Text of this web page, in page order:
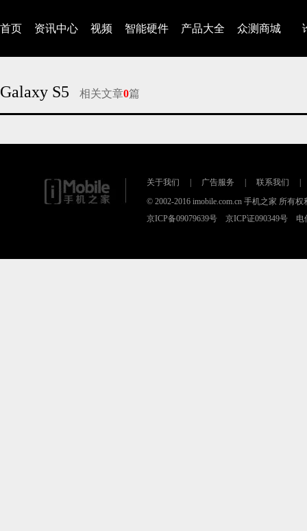
首页 资讯中心 视频 智能硬件 产品大全 众测商城
Galaxy S5 相关文章0篇
关于我们 广告服务 联系我们
© 2002-2016 imobile.com.cn 手机之家 所有权
京ICP备09079639号 京ICP证090349号 电